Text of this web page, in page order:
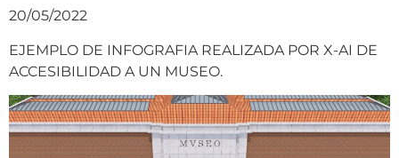
20/05/2022
EJEMPLO DE INFOGRAFIA REALIZADA POR X-AI DE
ACCESIBILIDAD A UN MUSEO.